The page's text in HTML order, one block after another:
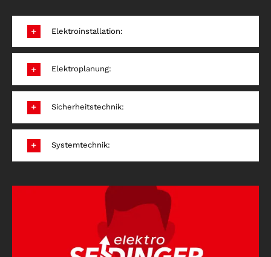
Elektroinstallation:
Elektroplanung:
Sicherheitstechnik:
Systemtechnik: